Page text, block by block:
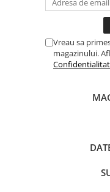
Vreau sa
magazinului.